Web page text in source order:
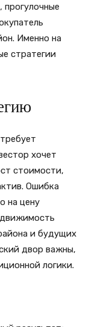
Именно на
стратегии
хочет
стоимости,
Ошибка
на цену
и будущих
двор важны,
логики.